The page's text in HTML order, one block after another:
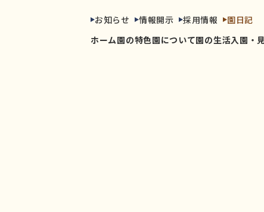
お知らせ 情報開示 採用情報 園日記
ホーム園の特色園について園の生活入園・